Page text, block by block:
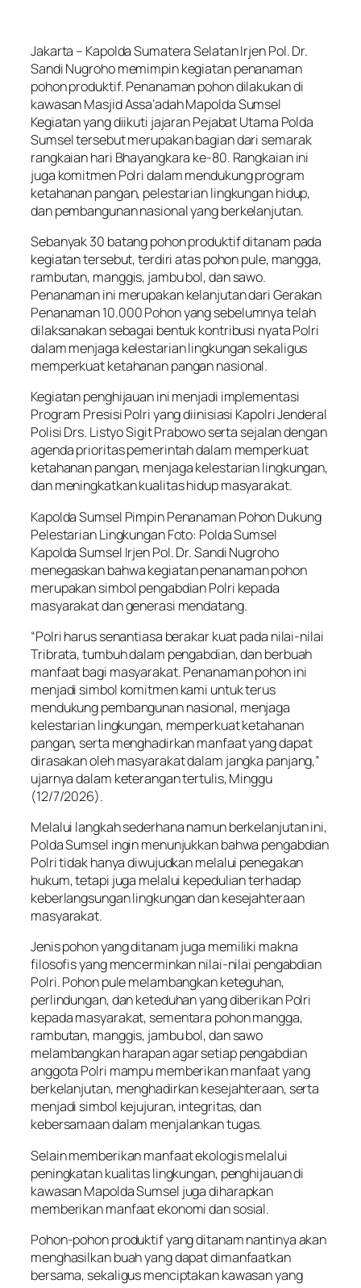
Jakarta – Kapolda Sumatera Selatan Irjen Pol. Dr.
Sandi Nugroho memimpin kegiatan penanaman
pohon produktif. Penanaman pohon dilakukan di
kawasan Masjid Assa’adah Mapolda Sumsel
Kegiatan yang diikuti jajaran Pejabat Utama Polda
Sumsel tersebut merupakan bagian dari semarak
rangkaian hari Bhayangkara ke-80. Rangkaian ini
juga komitmen Polri dalam mendukung program
ketahanan pangan, pelestarian lingkungan hidup,
dan pembangunan nasional yang berkelanjutan.
Sebanyak 30 batang pohon produktif ditanam pada
kegiatan tersebut, terdiri atas pohon pule, mangga,
rambutan, manggis, jambu bol, dan sawo.
Penanaman ini merupakan kelanjutan dari Gerakan
Penanaman 10.000 Pohon yang sebelumnya telah
dilaksanakan sebagai bentuk kontribusi nyata Polri
dalam menjaga kelestarian lingkungan sekaligus
memperkuat ketahanan pangan nasional.
Kegiatan penghijauan ini menjadi implementasi
Program Presisi Polri yang diinisiasi Kapolri Jenderal
Polisi Drs. Listyo Sigit Prabowo serta sejalan dengan
agenda prioritas pemerintah dalam memperkuat
ketahanan pangan, menjaga kelestarian lingkungan,
dan meningkatkan kualitas hidup masyarakat.
Kapolda Sumsel Pimpin Penanaman Pohon Dukung
Pelestarian Lingkungan Foto: Polda Sumsel
Kapolda Sumsel Irjen Pol. Dr. Sandi Nugroho
menegaskan bahwa kegiatan penanaman pohon
merupakan simbol pengabdian Polri kepada
masyarakat dan generasi mendatang.
“Polri harus senantiasa berakar kuat pada nilai-nilai
Tribrata, tumbuh dalam pengabdian, dan berbuah
manfaat bagi masyarakat. Penanaman pohon ini
menjadi simbol komitmen kami untuk terus
mendukung pembangunan nasional, menjaga
kelestarian lingkungan, memperkuat ketahanan
pangan, serta menghadirkan manfaat yang dapat
dirasakan oleh masyarakat dalam jangka panjang,”
ujarnya dalam keterangan tertulis, Minggu
(12/7/2026).
Melalui langkah sederhana namun berkelanjutan ini,
Polda Sumsel ingin menunjukkan bahwa pengabdian
Polri tidak hanya diwujudkan melalui penegakan
hukum, tetapi juga melalui kepedulian terhadap
keberlangsungan lingkungan dan kesejahteraan
masyarakat.
Jenis pohon yang ditanam juga memiliki makna
filosofis yang mencerminkan nilai-nilai pengabdian
Polri. Pohon pule melambangkan keteguhan,
perlindungan, dan keteduhan yang diberikan Polri
kepada masyarakat, sementara pohon mangga,
rambutan, manggis, jambu bol, dan sawo
melambangkan harapan agar setiap pengabdian
anggota Polri mampu memberikan manfaat yang
berkelanjutan, menghadirkan kesejahteraan, serta
menjadi simbol kejujuran, integritas, dan
kebersamaan dalam menjalankan tugas.
Selain memberikan manfaat ekologis melalui
peningkatan kualitas lingkungan, penghijauan di
kawasan Mapolda Sumsel juga diharapkan
memberikan manfaat ekonomi dan sosial.
Pohon-pohon produktif yang ditanam nantinya akan
menghasilkan buah yang dapat dimanfaatkan
bersama, sekaligus menciptakan kawasan yang